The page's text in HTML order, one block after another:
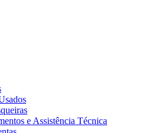
e Assistência Técnica